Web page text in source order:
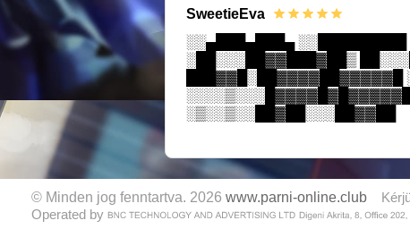
SweetieEva
░░▄███▄███▄
░██░░░██▓▓███▓██▒
░▒░░▒░░██▓██░░░██▓▓██
© Minden jog fenntartva. 2026 www.parni-online.club
Operated by